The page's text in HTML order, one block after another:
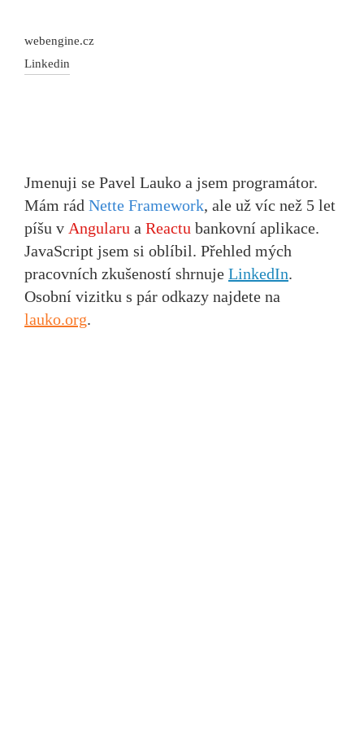
webengine.cz
Linkedin
Jmenuji se Pavel Lauko a jsem programátor.
Mám rád Nette Framework, ale už víc než 5 let
píšu v Angularu a Reactu bankovní aplikace.
JavaScript jsem si oblíbil. Přehled mých
pracovních zkušeností shrnuje LinkedIn.
Osobní vizitku s pár odkazy najdete na
lauko.org.